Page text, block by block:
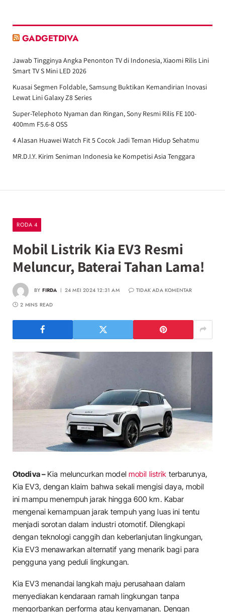
GADGETDIVA
Jawab Tingginya Angka Penonton TV di Indonesia, Xiaomi Rilis Lini
Smart TV S Mini LED 2026
Kuasai Segmen Foldable, Samsung Buktikan Kemandirian Inovasi
Lewat Lini Galaxy Z8 Series
Super-Telephoto Nyaman dan Ringan, Sony Resmi Rilis FE 100-
400mm F5.6-8 OSS
4 Alasan Huawei Watch Fit 5 Cocok Jadi Teman Hidup Sehatmu
MR.D.I.Y. Kirim Seniman Indonesia ke Kompetisi Asia Tenggara
RODA 4
Mobil Listrik Kia EV3 Resmi
Meluncur, Baterai Tahan Lama!
BY FIRDA 24 MEI 2024 12:31 AM
TIDAK ADA KOMENTAR
2 MINS READ
Otodiva – Kia meluncurkan model mobil listrik terbarunya,
Kia EV3, dengan klaim bahwa sekali mengisi daya, mobil
ini mampu menempuh jarak hingga 600 km. Kabar
mengenai kemampuan jarak tempuh yang luas ini tentu
menjadi sorotan dalam industri otomotif. Dilengkapi
dengan teknologi canggih dan keberlanjutan lingkungan,
Kia EV3 menawarkan alternatif yang menarik bagi para
pengguna yang peduli lingkungan.
Kia EV3 menandai langkah maju perusahaan dalam
menyediakan kendaraan ramah lingkungan tanpa
mengorbankan performa atau kenyamanan. Dengan